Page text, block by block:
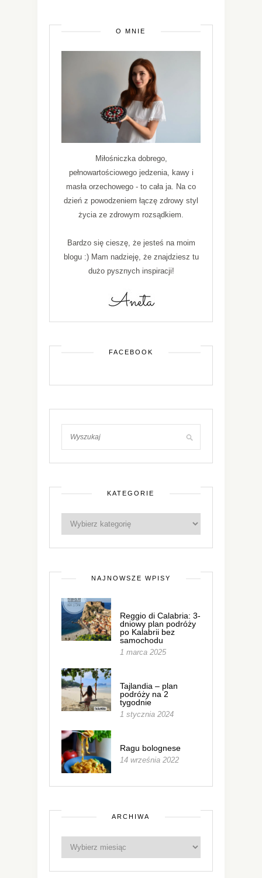
O MNIE
Miłośniczka dobrego,
pełnowartościowego jedzenia, kawy i
masła orzechowego - to cała ja. Na co
dzień z powodzeniem łączę zdrowy styl
życia ze zdrowym rozsądkiem.
Bardzo się cieszę, że jesteś na moim
blogu :) Mam nadzieję, że znajdziesz tu
dużo pysznych inspiracji!
FACEBOOK
KATEGORIE
NAJNOWSZE WPISY
Reggio di Calabria: 3-
dniowy plan podróży
po Kalabrii bez
samochodu
1 marca 2025
Tajlandia – plan
podróży na 2
tygodnie
1 stycznia 2024
Ragu bolognese
14 września 2022
ARCHIWA